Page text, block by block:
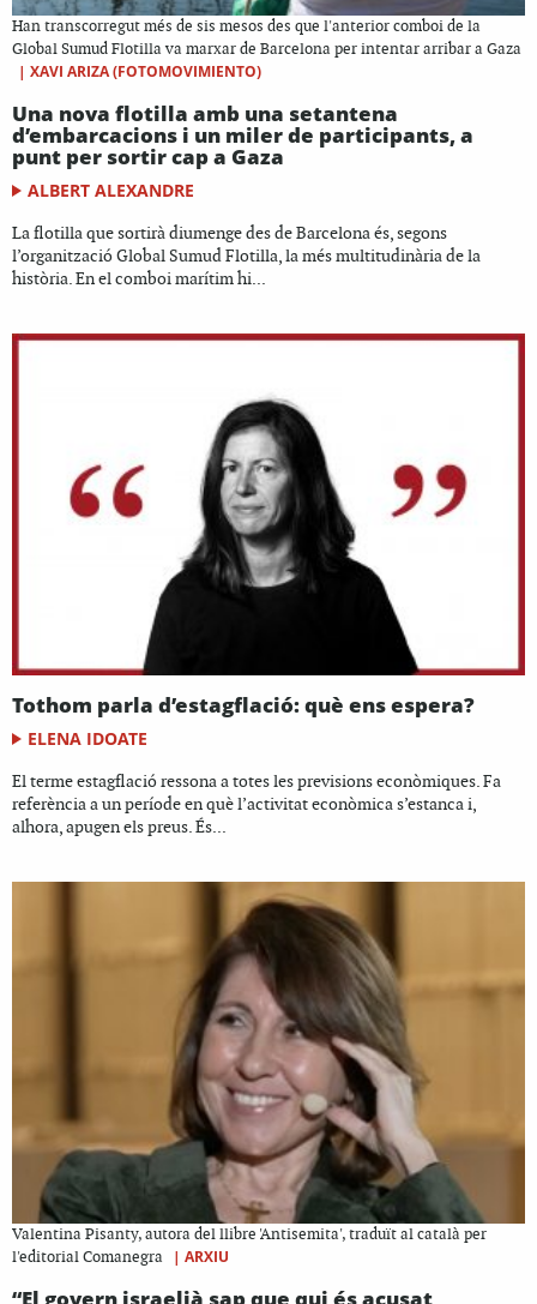
Han transcorregut més de sis mesos des que l'anterior comboi de la
Global Sumud Flotilla va marxar de Barcelona per intentar arribar a Gaza
| XAVI ARIZA (FOTOMOVIMIENTO)
Una nova flotilla amb una setantena
d’embarcacions i un miler de participants, a
punt per sortir cap a Gaza
ALBERT ALEXANDRE
La flotilla que sortirà diumenge des de Barcelona és, segons
l’organització Global Sumud Flotilla, la més multitudinària de la
història. En el comboi marítim hi...
Tothom parla d’estagflació: què ens espera?
ELENA IDOATE
El terme estagflació ressona a totes les previsions econòmiques. Fa
referència a un període en què l’activitat econòmica s’estanca i,
alhora, apugen els preus. És...
Valentina Pisanty, autora del llibre 'Antisemita', traduït al català per
l'editorial Comanegra
| ARXIU